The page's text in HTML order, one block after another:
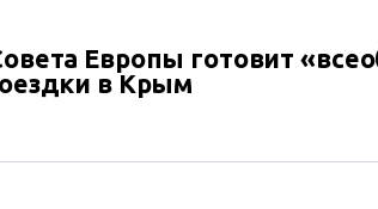
Европы готовит
в Крым